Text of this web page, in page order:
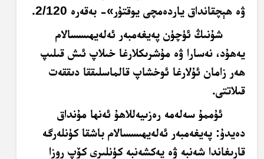
ۋە ھېچقانداق ياردەمچى يوقتۇر»- بەقەرە 2/120.
شۇنىڭ ئۈچۈن پەيغەمبەر ئەلەيھىسسالام
يەھۇد، نەسارا ۋە مۇشرىكلارغا خىلاپ ئىش قىلىپ
ھەر زامان ئۇلارغا ئوخشاپ قالماسلىققا دىققەت
قىلاتتى.
ئۇممۇ سەلەمە رەزىيەللاھۇ ئەنھا مۇنداق
دەيدۇ: پەيغەمبەر ئەلەيھىسسالام باشقا كۈنلەرگە
قارىغاندا شەنبە ۋە يەكشەنبە كۈنلىرى كۆپ روزا